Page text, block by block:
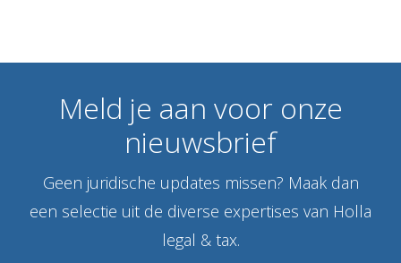
Meld je aan voor onze
nieuwsbrief
Geen juridische updates missen? Maak dan
een selectie uit de diverse expertises van Holla
legal & tax.